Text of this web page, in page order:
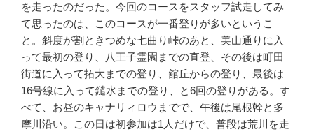
を走ったのだった。今回のコースをスタッフ試走してみ
て思ったのは、このコースが一番登りが多いというこ
と。斜度が割ときつめな七曲り峠のあと、美山通りに入
って最初の登り、八王子霊園までの直登、その後は町田
街道に入って拓大までの登り、舘丘からの登り、最後は
16号線に入って鑓水までの登り、と6回の登りがある。す
べて、お昼のキャナリィロウまでで、午後は尾根幹と多
摩川沿い。この日は初参加は1人だけで、普段は荒川を走